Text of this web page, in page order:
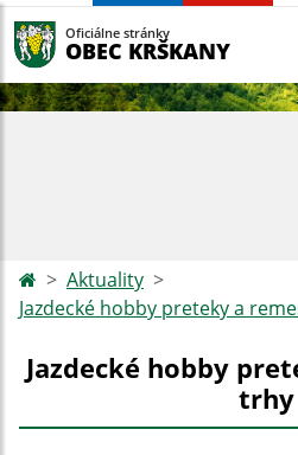
Oficiálne stránky
OBEC KRŠKANY
Aktuality
Jazdecké hobby preteky a
Jazdecké hobby
trhy